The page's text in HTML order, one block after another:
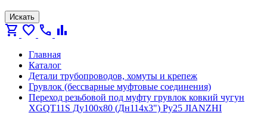
Искать
shopping_cart favorite call bar_chart
Главная
Каталог
Детали трубопроводов, хомуты и крепеж
Грувлок (бессварные муфтовые соединения)
Переход резьбовой под муфту грувлок ковкий чугун
XGQT11S Ду100х80 (Дн114х3") Ру25 JIANZHI